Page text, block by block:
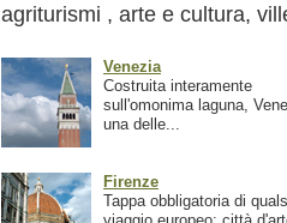
agriturismi , arte e cultura,
Venezia
Costruita interamente
sull'omonima laguna,
una delle...
Firenze
Tappa obbligatoria di